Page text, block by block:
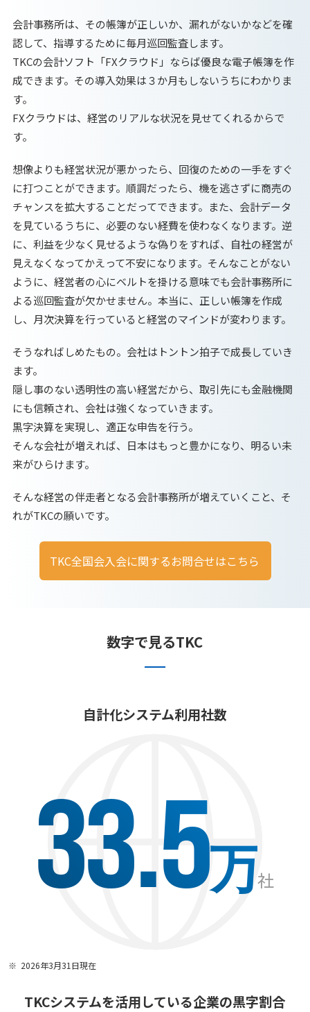
会計事務所は、その帳簿が正しいか、漏れがないかなどを確
認して、指導するために毎月巡回監査します。
TKCの会計ソフト「FXクラウド」ならば優良な電子帳簿を作
成できます。その導入効果は３か月もしないうちにわかりま
す。
FXクラウドは、経営のリアルな状況を見せてくれるからで
す。
想像よりも経営状況が悪かったら、回復のための一手をすぐ
に打つことができます。順調だったら、機を逃さずに商売の
チャンスを拡大することだってできます。また、会計データ
を見ているうちに、必要のない経費を使わなくなります。逆
に、利益を少なく見せるような偽りをすれば、自社の経営が
見えなくなってかえって不安になります。そんなことがない
ように、経営者の心にベルトを掛ける意味でも会計事務所に
よる巡回監査が欠かせません。本当に、正しい帳簿を作成
し、月次決算を行っていると経営のマインドが変わります。
そうなればしめたもの。会社はトントン拍子で成長していき
ます。
隠し事のない透明性の高い経営だから、取引先にも金融機関
にも信頼され、会社は強くなっていきます。
黒字決算を実現し、適正な申告を行う。
そんな会社が増えれば、日本はもっと豊かになり、明るい未
来がひらけます。
そんな経営の伴走者となる会計事務所が増えていくこと、そ
れがTKCの願いです。
TKC全国会入会に関するお問合せはこちら
数字で見るTKC
自計化システム利用社数
33.5万社
2026年3月31日現在
TKCシステムを活用している企業の黒字割合